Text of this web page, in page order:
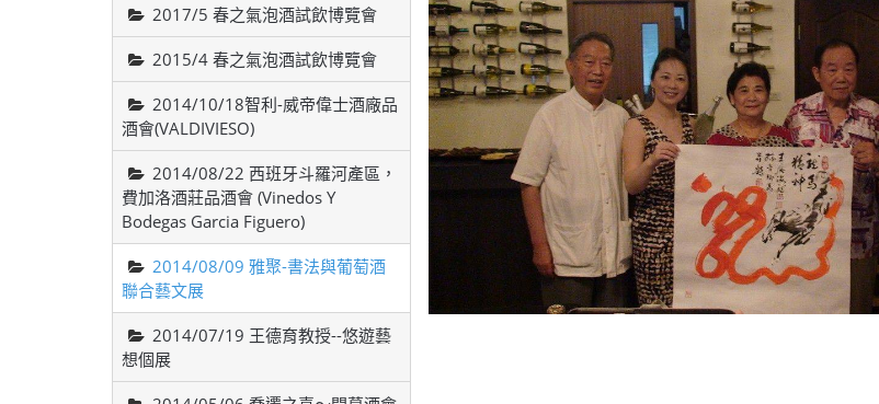
2017/5 春之氣泡酒試飲博覽會
2015/4 春之氣泡酒試飲博覽會
2014/10/18智利-威帝偉士酒廠品
酒會(VALDIVIESO)
2014/08/22 西班牙斗羅河產區，
費加洛酒莊品酒會 (Vinedos Y
Bodegas Garcia Figuero)
2014/08/09 雅聚-書法與葡萄酒
聯合藝文展
2014/07/19 王德育教授--悠遊藝
想個展